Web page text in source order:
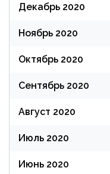
Декабрь 2020
Ноябрь 2020
Октябрь 2020
Сентябрь 2020
Август 2020
Июль 2020
Июнь 2020